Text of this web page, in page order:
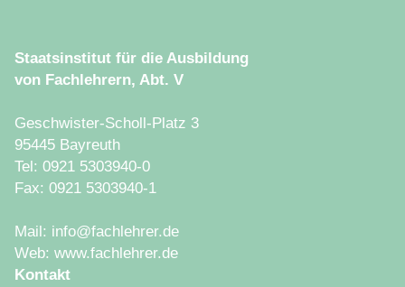
Staatsinstitut für die Ausbildung
von Fachlehrern, Abt. V
Geschwister-Scholl-Platz 3
95445 Bayreuth
Tel: 0921 5303940-0
Fax: 0921 5303940-1
Mail: info@fachlehrer.de
Web: www.fachlehrer.de
Kontakt